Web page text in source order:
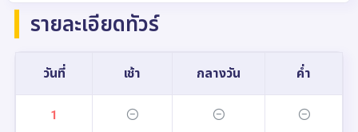
รายละเอียดทัวร์
วันที่ เช้า กลางวัน ค่ำ
1